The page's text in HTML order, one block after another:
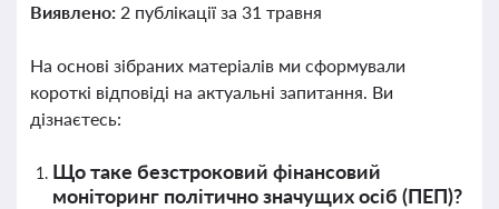
Виявлено: 2 публікації за 31 травня
На основі зібраних матеріалів ми сформували
короткі відповіді на актуальні запитання. Ви
дізнаєтесь:
Що таке безстроковий фінансовий
моніторинг політично значущих осіб (ПЕП)?